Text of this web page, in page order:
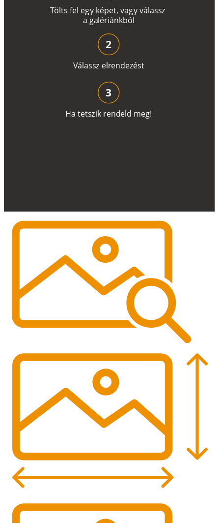
Tölts fel egy képet, vagyválassz
a galériánkból
Válassz elrendezést
2
Ha tetszik rendeld meg!
3